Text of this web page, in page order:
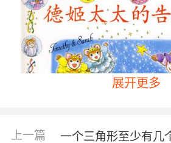
展开更多
上一篇 一个三角形至少有几